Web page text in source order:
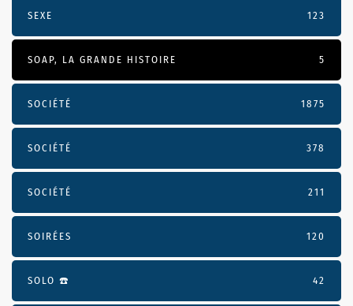
SEXE 123
SOAP, LA GRANDE HISTOIRE 5
SOCIÉTÉ 1875
SOCIÉTÉ 378
SOCIÉTÉ 211
SOIRÉES 120
SOLO ☎️ 42